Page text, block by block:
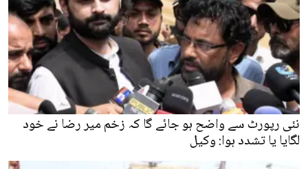
نئی رپورٹ سے واضح ہو جائے گا کہ زخم میر رضا نے خود
لگایا یا تشدد ہوا: وکیل